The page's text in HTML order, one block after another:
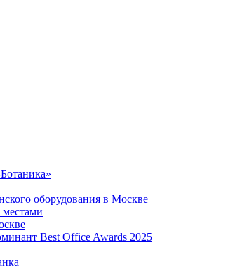
оборудования в Москве
Best Office Awards 2025